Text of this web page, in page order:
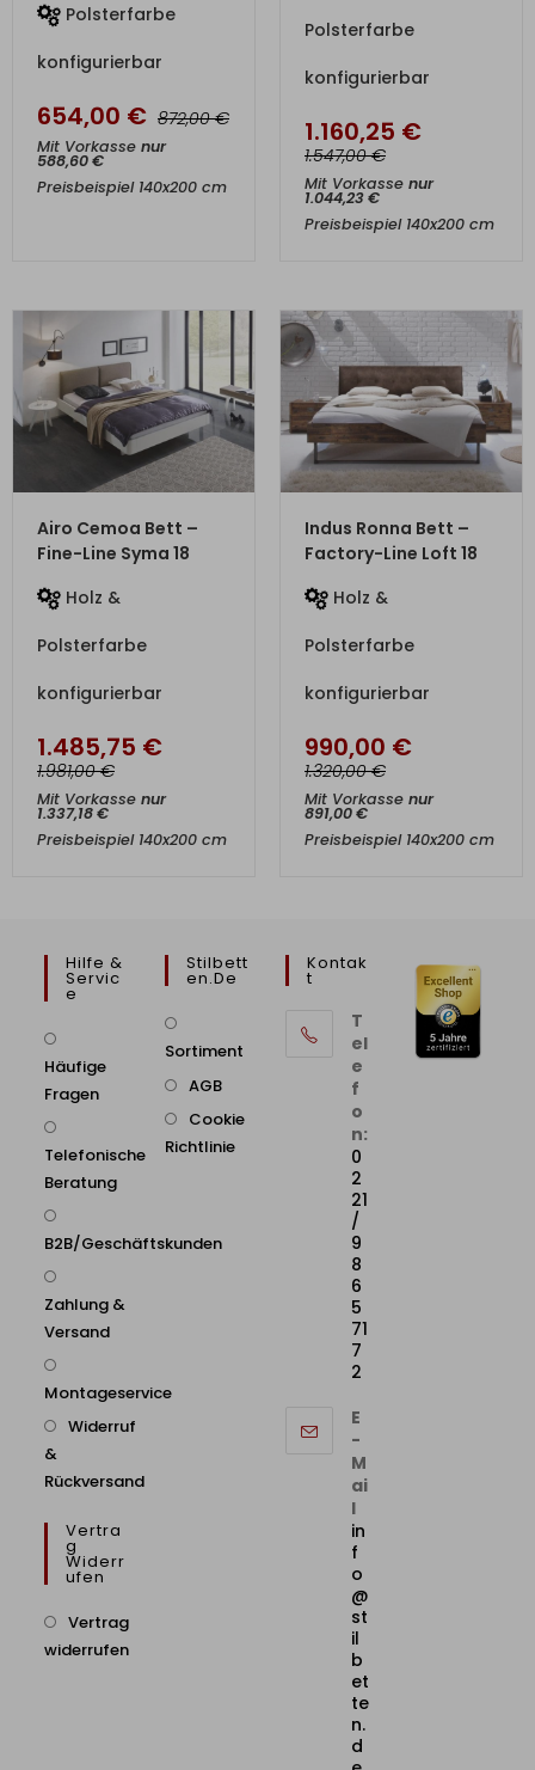
Polsterfarbe
konfigurierbar
654,00 € 872,00€
Mit Vorkasse nur
588,60€
Preisbeispiel 140x200 cm
Polsterfarbe
konfigurierbar
1.160,25 €
1.547,00€
Mit Vorkasse nur
1.044,23€
Preisbeispiel 140x200 cm
Airo Cemoa Bett –
Fine-Line Syma 18
Holz &
Polsterfarbe
konfigurierbar
1.485,75 €
1.981,00€
Mit Vorkasse nur
1.337,18€
Preisbeispiel 140x200 cm
Indus Ronna Bett –
Factory-Line Loft 18
Holz &
Polsterfarbe
konfigurierbar
990,00 €
1.320,00€
Mit Vorkasse nur
891,00€
Preisbeispiel 140x200 cm
Hilfe &
Servic
E
Häufige
Fragen
Telefonische
Beratung
B2B/Geschäftskunden
Zahlung &
Versand
Montageservice
Widerruf
&
Rückversand
Vertra
G
Widerr
Ufen
Vertrag
widerrufen
Stilbett
En.de
Sortiment
AGB
Cookie
Richtlinie
Kontak
T
T
el
e
f
o
n:
0
2
21
/
9
8
6
5
71
7
2
E
-
M
ai
l
in
f
o
@
st
il
b
et
te
n.
d